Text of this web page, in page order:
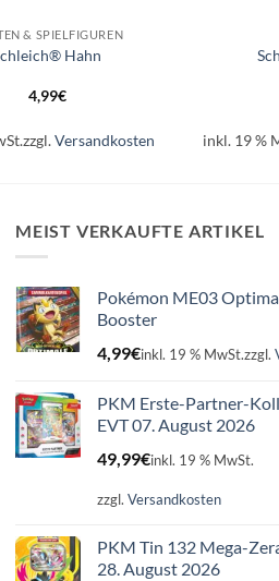
& SPIELFIGUREN
Hahn
4,99€
zzgl.Versandkosten inkl. 19 %
MEIST VERKAUFTE ARTIKEL
Pokémon ME03
Booster
4,99€inkl. 19 % MwSt.zzgl.
PKM Erste-Partner-
EVT 07. August 2026
49,99€inkl. 19 % MwSt.
zzgl. Versandkosten
PKM Tin 132 Mega-
28. August 2026